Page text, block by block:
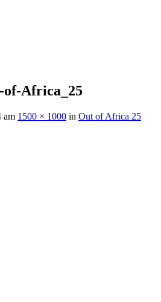
of-Africa_25
am 1500 × 1000 in Out of Africa 25